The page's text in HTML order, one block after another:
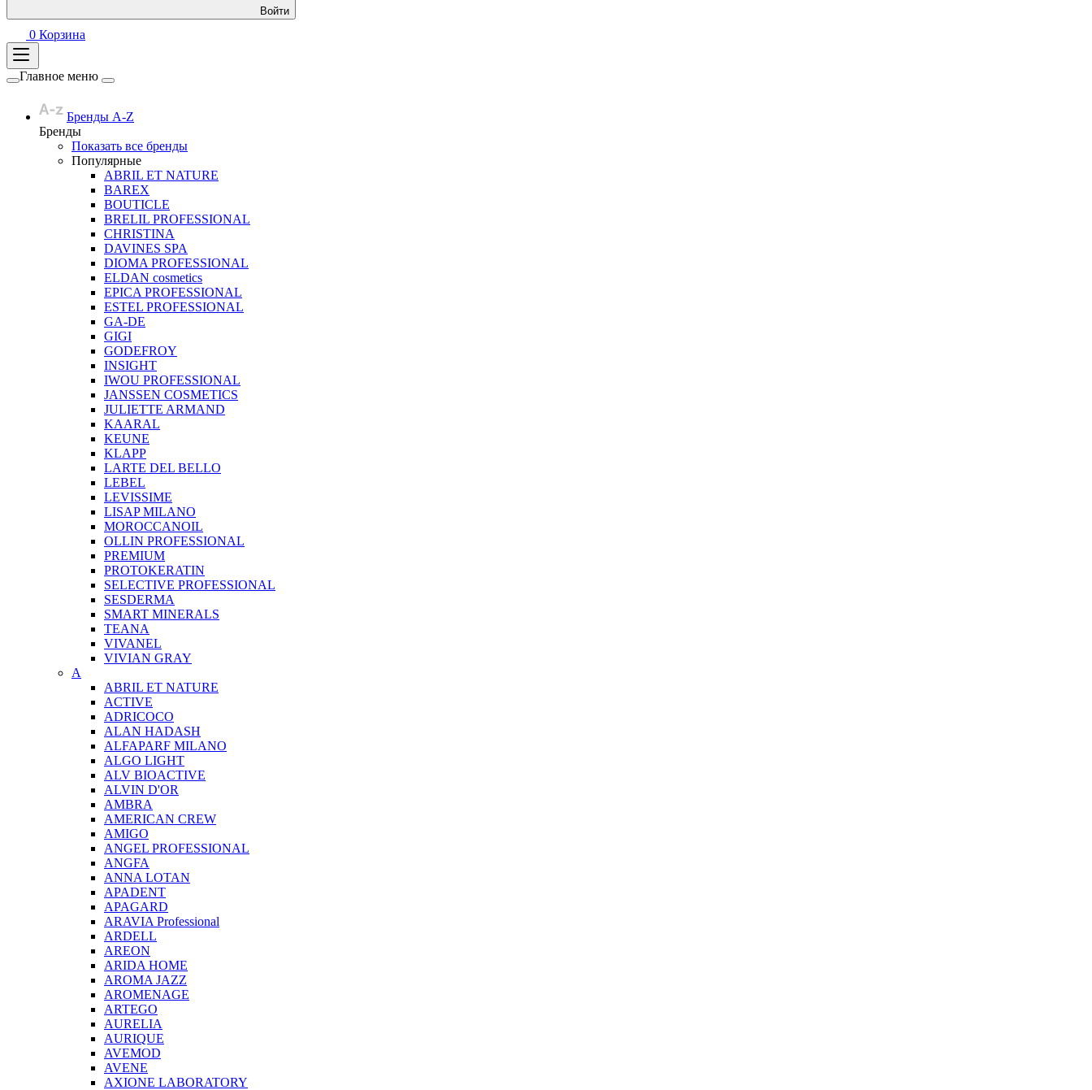
Войти
0 Корзина
Главное меню
Бренды A-Z
Бренды
Показать все бренды
Популярные
ABRIL ET NATURE
BAREX
BOUTICLE
BRELIL PROFESSIONAL
CHRISTINA
DAVINES SPA
DIOMA PROFESSIONAL
ELDAN cosmetics
EPICA PROFESSIONAL
ESTEL PROFESSIONAL
GA-DE
GIGI
GODEFROY
INSIGHT
IWOU PROFESSIONAL
JANSSEN COSMETICS
JULIETTE ARMAND
KAARAL
KEUNE
KLAPP
LARTE DEL BELLO
LEBEL
LEVISSIME
LISAP MILANO
MOROCCANOIL
OLLIN PROFESSIONAL
PREMIUM
PROTOKERATIN
SELECTIVE PROFESSIONAL
SESDERMA
SMART MINERALS
TEANA
VIVANEL
VIVIAN GRAY
A
ABRIL ET NATURE
ACTIVE
ADRICOCO
ALAN HADASH
ALFAPARF MILANO
ALGO LIGHT
ALV BIOACTIVE
ALVIN D'OR
AMBRA
AMERICAN CREW
AMIGO
ANGEL PROFESSIONAL
ANGFA
ANNA LOTAN
APADENT
APAGARD
ARAVIA Professional
ARDELL
AREON
ARIDA HOME
AROMA JAZZ
AROMENAGE
ARTEGO
AURELIA
AURIQUE
AVEMOD
AVENE
AXIONE LABORATORY